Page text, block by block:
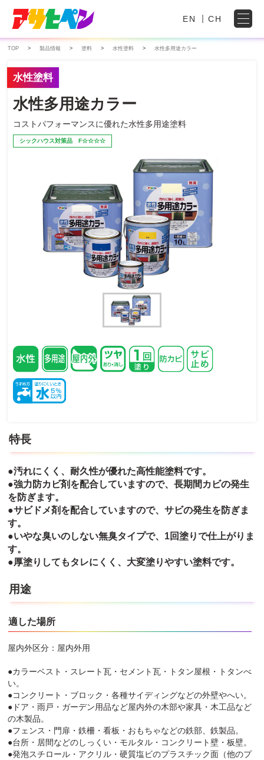
EN CH
TOP 製品情報 塗料 水性塗料 水性多用途カラー
水性塗料
水性多用途カラー
コストパフォーマンスに優れた水性多用途塗料
シックハウス対策品 F☆☆☆☆
特長
●汚れにくく、耐久性が優れた高性能塗料です。
●強力防カビ剤を配合していますので、長期間カビの発生
を防ぎます。
●サビドメ剤を配合していますので、サビの発生を防ぎま
す。
●いやな臭いのしない無臭タイプで、1回塗りで仕上がりま
す。
●厚塗りしてもタレにくく、大変塗りやすい塗料です。
用途
適した場所
屋内外区分：屋内外用
●カラーベスト・スレート瓦・セメント瓦・トタン屋根・トタンべ
い。
●コンクリート・ブロック・各種サイディングなどの外壁やへい。
●ドア・雨戸・ガーデン用品など屋内外の木部や家具・木工品など
の木製品。
●フェンス・門扉・鉄柵・看板・おもちゃなどの鉄部、鉄製品。
●台所・居間などのしっくい・モルタル・コンクリート壁・板壁。
●発泡スチロール・アクリル・硬質塩ビのプラスチック面（他のプ